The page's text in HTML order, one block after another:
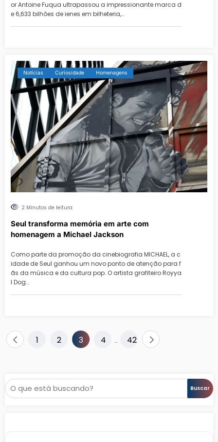
or Antoine Fuqua ultrapassou a impressionante marca d
e 6,633 bilhões de ienes em bilheteria,…
Notícias Curiosidade Homenagens
2 Minutos de leitura
Seul transforma memória em arte com
homenagem a Michael Jackson
Como parte da promoção da cinebiografia MICHAEL, a c
idade de Seul ganhou um novo ponto de atenção para f
ãs da música e da cultura pop. O artista grafiteiro Royya
l Dog…
Paginação
1 2 3 4 … 42
Pesquisar Buscar